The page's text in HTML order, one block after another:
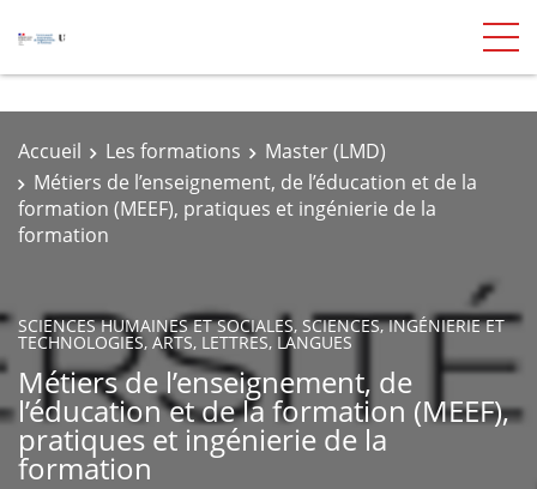
Accueil Les formations
Master (LMD)
Métiers de l’enseignement, de l’éducation et de la
formation (MEEF), pratiques et ingénierie de la
formation
SCIENCES HUMAINES ET SOCIALES, SCIENCES, INGÉNIERIE ET
TECHNOLOGIES, ARTS, LETTRES, LANGUES
Métiers de l’enseignement, de
l’éducation et de la formation (MEEF),
pratiques et ingénierie de la
formation